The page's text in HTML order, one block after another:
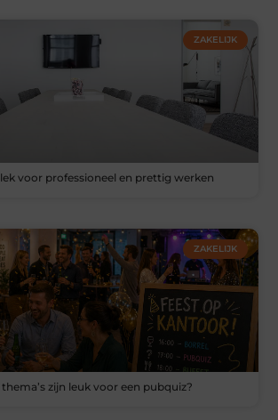
ZAKELIJK
voor professioneel en prettig werken
ZAKELIJK
thema’s zijn leuk voor een pubquiz?